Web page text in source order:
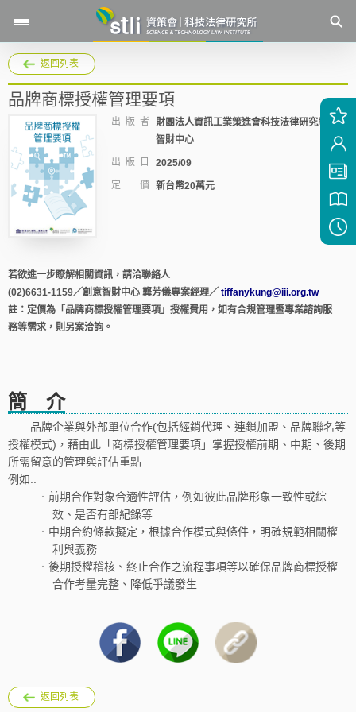
返回列表
品牌商標授權管理要項
出 版 者 財團法人資訊工業策進會科技法律研究所創意
智財中心
出 版 日
2025/09
定 價
新台幣20萬元
若欲進一步瞭解相關資訊，請洽聯絡人
(02)6631-1159／創意智財中心 龔芳儀專案經理／ tiffanykung@iii.org.tw
註：定價為「品牌商標授權管理要項」授權費用，如有合規管理暨專業諮詢服
務等需求，則另案洽詢。
簡 介
品牌企業與外部單位合作(包括經銷代理、連鎖加盟、品牌聯名等
授權模式)，藉由此「商標授權管理要項」掌握授權前期、中期、後期
所需留意的管理與評估重點
例如..
． 前期合作對象合適性評估，例如彼此品牌形象一致性或綜
效、是否有部紀錄等
． 中期合約條款擬定，根據合作模式與條件，明確規範相關權
利與義務
． 後期授權稽核、終止合作之流程事項等以確保品牌商標授權
合作考量完整、降低爭議發生
返回列表